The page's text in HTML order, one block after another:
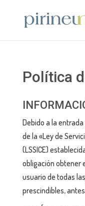
Política
Debido a la
de la «Ley de
(LSSICE)
obligación obtener
usuario de todas
prescindibles,